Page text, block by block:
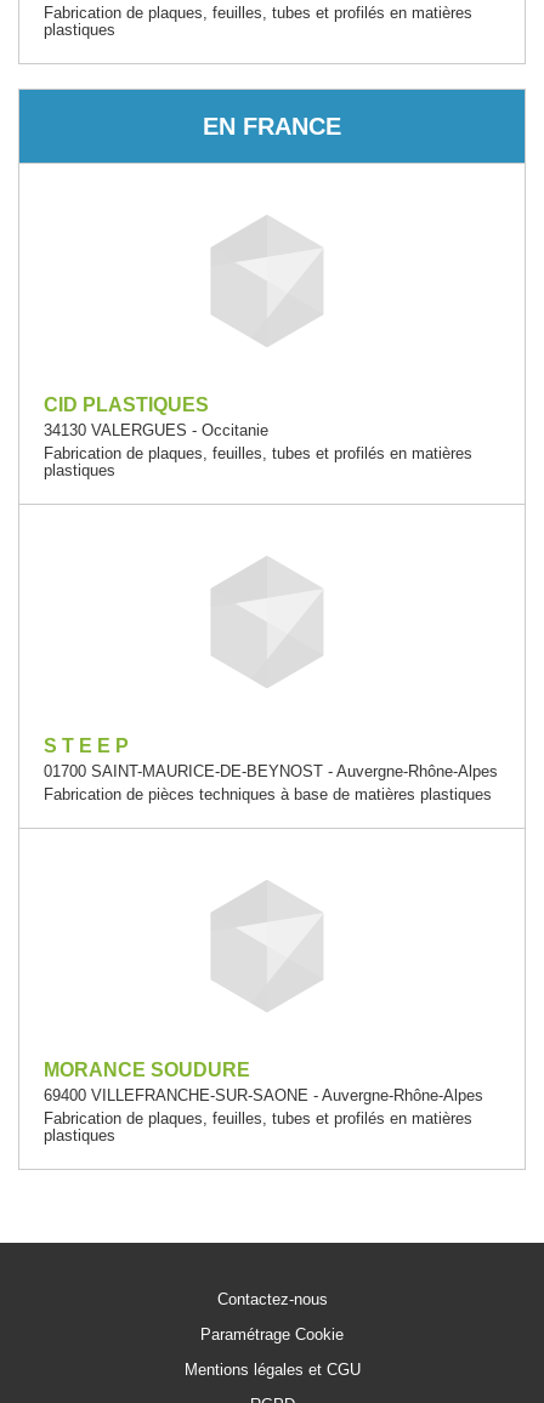
Fabrication de plaques, feuilles, tubes et profilés en matières
plastiques
EN FRANCE
CID PLASTIQUES
34130 VALERGUES - Occitanie
Fabrication de plaques, feuilles, tubes et profilés en matières
plastiques
S T E E P
01700 SAINT-MAURICE-DE-BEYNOST - Auvergne-Rhône-Alpes
Fabrication de pièces techniques à base de matières plastiques
MORANCE SOUDURE
69400 VILLEFRANCHE-SUR-SAONE - Auvergne-Rhône-Alpes
Fabrication de plaques, feuilles, tubes et profilés en matières
plastiques
Contactez-nous
Paramétrage Cookie
Mentions légales et CGU